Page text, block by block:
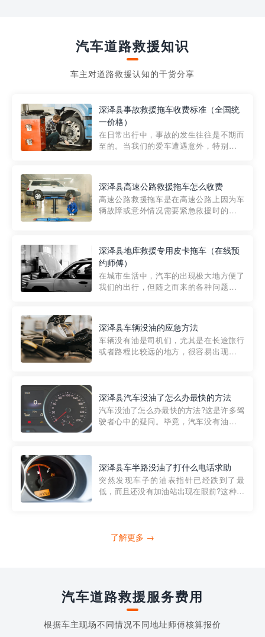
汽车道路救援知识
车主对道路救援认知的干货分享
深泽县事故救援拖车收费标准（全国统
一价格）
在日常出行中，事故的发生往往是不期而
至的。当我们的爱车遭遇意外，特别是在
细解析一下市区事故救援拖车的收费标
准，以及在选用拖车服务时应注...
深泽县高速公路救援拖车怎么收费
高速公路救援拖车是在高速公路上因为车
辆故障或意外情况需要紧急救援时的必备
路救援拖车的收费标准是由当地交通管理
部门制定的。起步价通...
深泽县地库救援专用皮卡拖车（在线预
约师傅）
在城市生活中，汽车的出现极大地方便了
我们的出行，但随之而来的各种问题也让
紧急情况下，我们需要一种高效可靠的救
援方式。而这时，地库救援专...
深泽县车辆没油的应急方法
车辆没有油是司机们，尤其是在长途旅行
或者路程比较远的地方，很容易出现这种
的送油师傅，解决没油的紧急情况。 首
先，让我们来了解一下穿...
深泽县汽车没油了怎么办最快的方法
汽车没油了怎么办最快的方法?这是许多驾
驶者心中的疑问。毕竟，汽车没有油就无
越者小程序是一款专门解决汽车没油问题
的在线服务平台。通过...
深泽县车半路没油了打什么电话求助
突然发现车子的油表指针已经跌到了最
低，而且还没有加油站出现在眼前?这种情
打4006363122请求送油人员来帮助你。
了解更多 →
汽车道路救援服务费用
根据车主现场不同情况不同地址师傅核算报价